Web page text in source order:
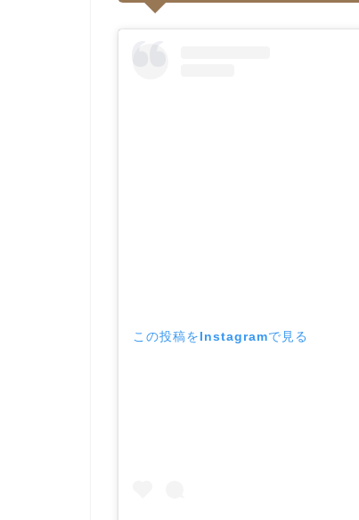
この投稿をInstagramで見る